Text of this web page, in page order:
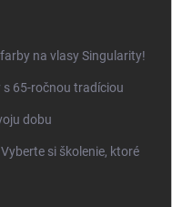
na vlasy Singularity!
65-ročnou tradíciou
dobu
si školenie, ktoré